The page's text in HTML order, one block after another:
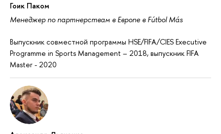
Гоик Паком
Менеджер по партнерствам в Европе в Fútbol Más
Выпускник совместной программы HSE/FIFA/CIES Executive
Programme in Sports Management – 2018, выпускник FIFA
Master - 2020